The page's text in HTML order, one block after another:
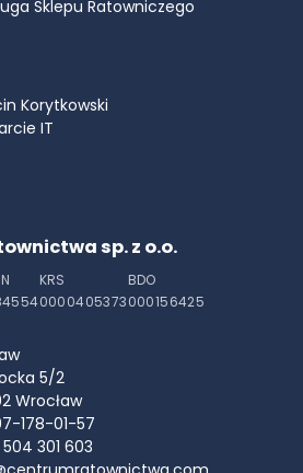
Sklepu Ratowniczego
Korytkowski
IT
sp. z o.o.
KRS
0000405373
BDO
000156425
5/2
Wrocław
178-01-57
301 603